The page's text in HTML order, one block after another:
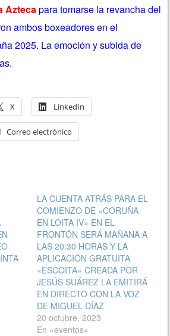
Aztecapara tomarse la revancha del
ambos boxeadores en el
2025. La emoción y subida de
X LinkedIn
Correo electrónico
LA CUENTA ATRÁS PARA EL
COMIENZO DE «CORUÑA
EN LOITA IV» EN EL
FRONTÓN SERÁ MAÑANA A
LAS 20:30 HORAS Y LA
APLICACIÓN GRATUITA
«ESCOITA» CREADA POR
JESÚS SUÁREZ LA EMITIRÁ
EN DIRECTO CON LA VOZ
DE MIGUEL DÍAZ
20 octubre, 2023
En «eventos»